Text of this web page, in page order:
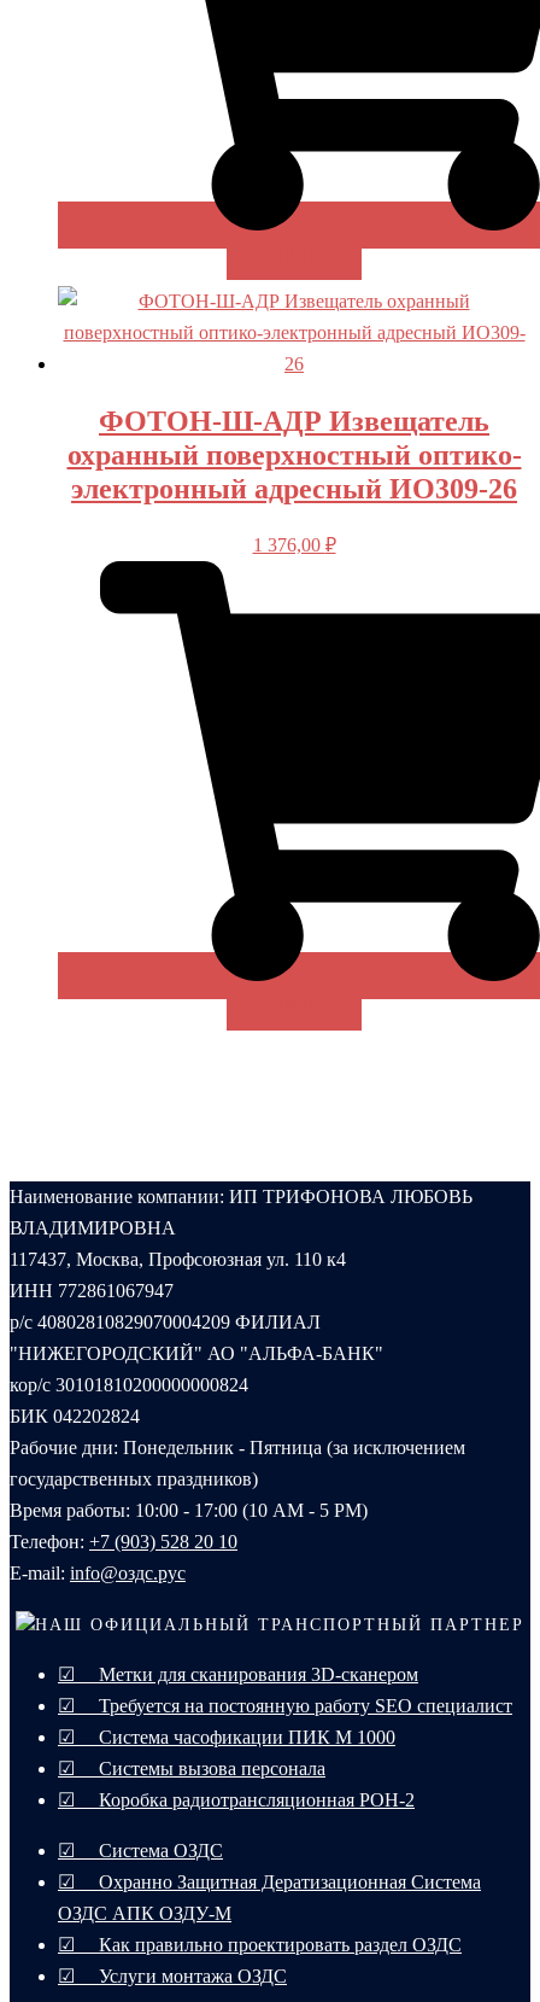
ФОТОН-Ш-АДР Извещатель
охранный поверхностный оптико-
электронный адресный ИО309-26
1 376,00 ₽
Наименование компании: ИП ТРИФОНОВА ЛЮБОВЬ
ВЛАДИМИРОВНА
117437, Москва, Профсоюзная ул. 110 к4
ИНН 772861067947
р/с 40802810829070004209 ФИЛИАЛ
"НИЖЕГОРОДСКИЙ" АО "АЛЬФА-БАНК"
кор/с 30101810200000000824
БИК 042202824
Рабочие дни: Понедельник - Пятница (за исключением
государственных праздников)
Время работы: 10:00 - 17:00 (10 AM - 5 PM)
Телефон: +7 (903) 528 20 10‬
E-mail: info@оздс.рус
НАШ ОФИЦИАЛЬНЫЙ ТРАНСПОРТНЫЙ ПАРТНЕР
☑ Метки для сканирования 3D-сканером
☑ Требуется на постоянную работу SEO специалист
☑ Система часофикации ПИК М 1000
☑ Системы вызова персонала
☑ Коробка радиотрансляционная РОН-2
☑ Система ОЗДС
☑ Охранно Защитная Дератизационная Система
ОЗДС АПК ОЗДУ-М
☑ Как правильно проектировать раздел ОЗДС
☑ Услуги монтажа ОЗДС